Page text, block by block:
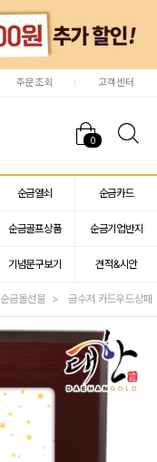
주문조회 고객센터
0
순금열쇠 순금카드
순금골프상품 순금기업반지
기념문구보기 견적&시안
순금돌선물 금수저 카드우드상패